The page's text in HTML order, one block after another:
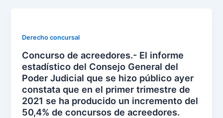
Derecho concursal
Concurso de acreedores.- El informe
estadístico del Consejo General del
Poder Judicial que se hizo público ayer
constata que en el primer trimestre de
2021 se ha producido un incremento del
50,4% de concursos de acreedores.